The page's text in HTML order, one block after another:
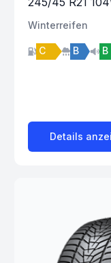
Winterreifen
C B B
Details